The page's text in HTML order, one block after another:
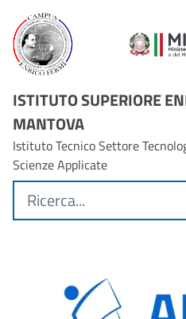
ISTITUTO SUPERIORE
MANTOVA
Istituto Tecnico Settore
Scienze Applicate